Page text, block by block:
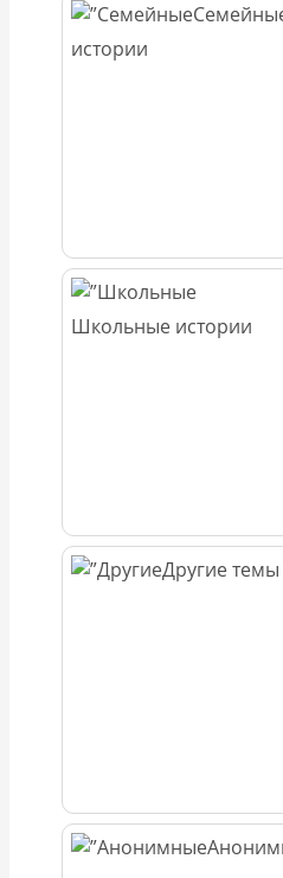
истории
Школьные истории
Другие темы